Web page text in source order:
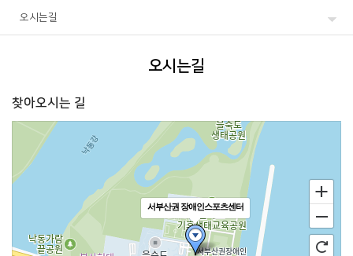
오시는길
오시는길
찾아오시는 길
서부산권 장애인스포츠센터